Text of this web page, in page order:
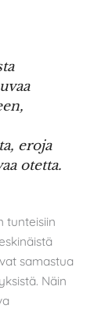
eroja
otetta.
tunteisiin
samastua
Näin